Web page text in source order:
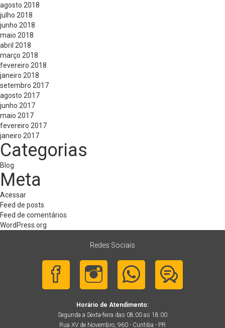
agosto 2018
julho 2018
junho 2018
maio 2018
abril 2018
março 2018
fevereiro 2018
janeiro 2018
setembro 2017
agosto 2017
junho 2017
maio 2017
fevereiro 2017
janeiro 2017
Categorias
Blog
Meta
Acessar
Feed de posts
Feed de comentários
WordPress.org
Redes Sociais
Horário de Atendimento:
Segunda a Sexta-feira das 08:00 as 18:00
Rua XV de Novembro, 960 - Curitiba - PR